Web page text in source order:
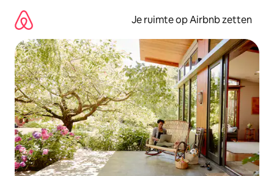
direct
naar
inhoud
Je ruimte op Airbnb zetten